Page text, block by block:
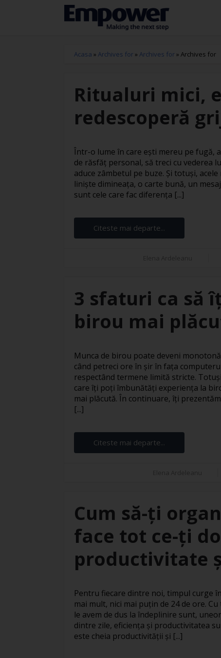
Acasa » Archives for» Archives for» Archives for
Ritualuri mici,
redescoperă
Într-o lume în care ești mereu pe fugă,
de răsfăț personal, să treci cu vederea
aduce zâmbetul pe buze. Și totuși,
liniște dimineața, o carte bună, un
sunt cele care fac diferența [...]
Citeste mai departe...
3 sfaturi ca să
birou mai
Munca de birou poate deveni
când petreci ore în șir în fața
respectând termene limită stricte.
care îți poți îmbunătăți experiența la
mai plăcută. În continuare, îți
[...]
Citeste mai departe...
Cum să-ți
face tot ce-ți
productivitate
Pentru fiecare dintre noi, timpul curge
mai mult, nici mai puțin de 24 de ore.
le avem de dus la îndeplinire sunt,
dintre zile, eficiența și productivitatea
este cheia productivității și [...]